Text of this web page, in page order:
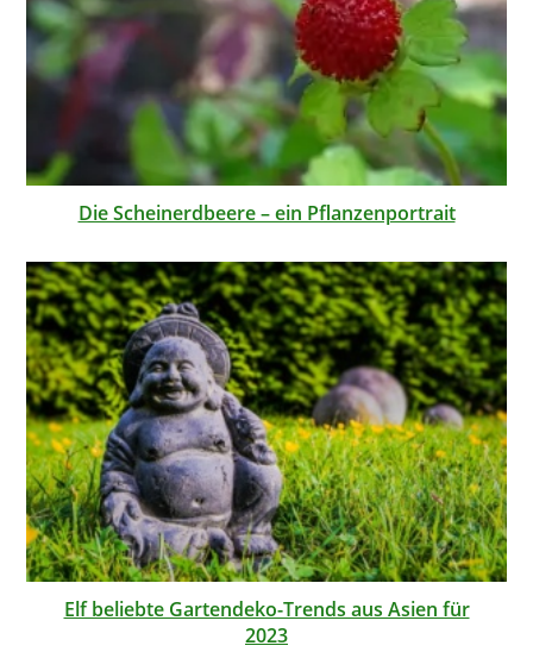
Die Scheinerdbeere – ein Pflanzenportrait
Elf beliebte Gartendeko-Trends aus Asien für
2023